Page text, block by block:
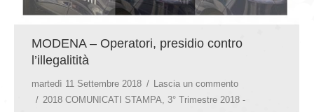
MODENA – Operatori, presidio contro
l’illegalitità
martedì 11 Settembre 2018
Lascia un commento
2018 COMUNICATI STAMPA
3° Trimestre 2018 -